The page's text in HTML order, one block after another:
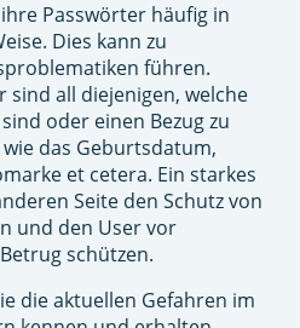
Passwörter häufig in
Dies kann zu
führen.
sind all diejenigen, welche
oder einen Bezug zu
das Geburtsdatum,
et cetera. Ein starkes
Seite den Schutz von
und den User vor
schützen.
die aktuellen Gefahren im